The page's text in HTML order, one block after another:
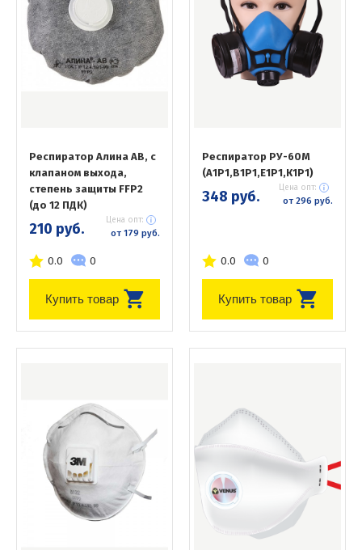
Респиратор Алина АВ, с
клапаном выхода,
степень защиты FFP2
(до 12 ПДК)
210 руб. Цена опт:
от 179 руб.
0.0 0
Купить товар
Респиратор РУ-60М
(А1Р1,В1Р1,Е1Р1,К1Р1)
348 руб. Цена опт:
от 296 руб.
0.0 0
Купить товар